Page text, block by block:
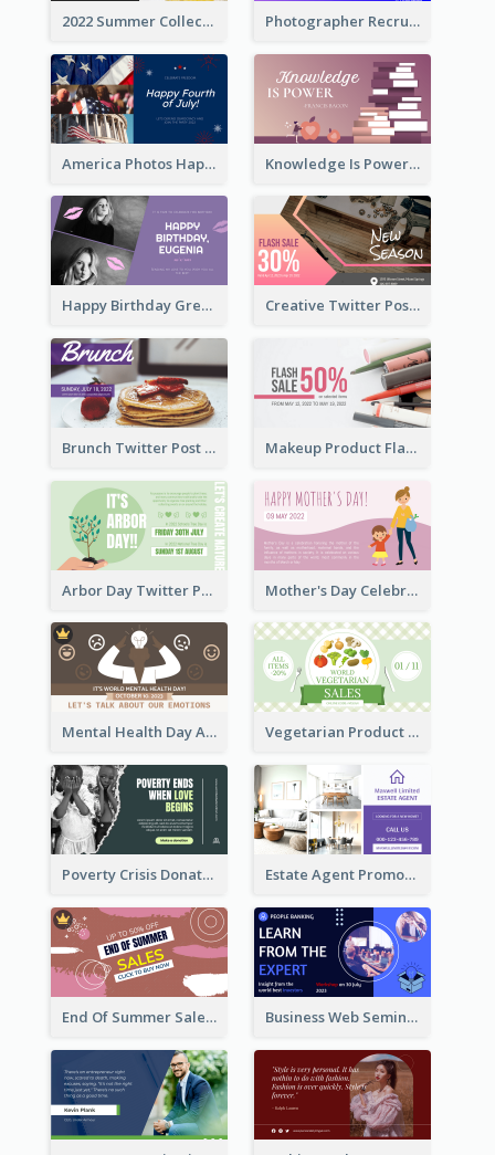
2022 Summer Collection Discount Twitter Post Photographer Recruit Twitter Post
America Photos Happy 4th Of July Twitter Post Knowledge Is Power Quote Twitter Post
Happy Birthday Greetings Lips Stickers Twitter Post Creative Twitter Post
Brunch Twitter Post Makeup Product Flash Sale Twitter Post
Arbor Day Twitter Post Mother's Day Celebration Twitter Post
Mental Health Day Awareness Twitter Post Vegetarian Product Discount Twitter Post
Poverty Crisis Donation Twitter Post Estate Agent Promote Twitter Post Design Idea
End Of Summer Sale Twitter Post Design Idea Business Web Seminar Twitter Post Design Idea